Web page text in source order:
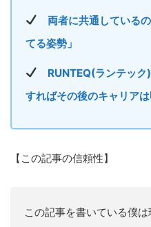
両者に共通している
てる姿勢」
RUNTEQ(ランテッ
すればその後のキャリア
【この記事の信頼性】
この記事を書いている僕